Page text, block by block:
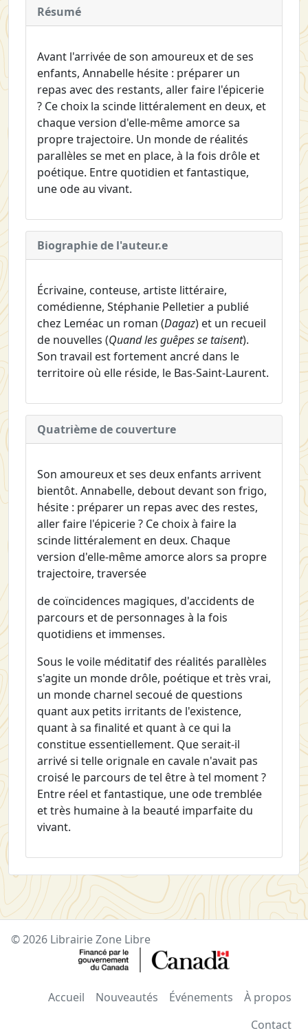
Résumé
Avant l'arrivée de son amoureux et de ses
enfants, Annabelle hésite : préparer un
repas avec des restants, aller faire l'épicerie
? Ce choix la scinde littéralement en deux, et
chaque version d'elle-même amorce sa
propre trajectoire. Un monde de réalités
parallèles se met en place, à la fois drôle et
poétique. Entre quotidien et fantastique,
une ode au vivant.
Biographie de l'auteur.e
Écrivaine, conteuse, artiste littéraire,
comédienne, Stéphanie Pelletier a publié
chez Leméac un roman (Dagaz) et un recueil
de nouvelles (Quand les guêpes se taisent).
Son travail est fortement ancré dans le
territoire où elle réside, le Bas-Saint-Laurent.
Quatrième de couverture
Son amoureux et ses deux enfants arrivent
bientôt. Annabelle, debout devant son frigo,
hésite : préparer un repas avec des restes,
aller faire l'épicerie ? Ce choix à faire la
scinde littéralement en deux. Chaque
version d'elle-même amorce alors sa propre
trajectoire, traversée
de coïncidences magiques, d'accidents de
parcours et de personnages à la fois
quotidiens et immenses.
Sous le voile méditatif des réalités parallèles
s'agite un monde drôle, poétique et très vrai,
un monde charnel secoué de questions
quant aux petits irritants de l'existence,
quant à sa finalité et quant à ce qui la
constitue essentiellement. Que serait-il
arrivé si telle orignale en cavale n'avait pas
croisé le parcours de tel être à tel moment ?
Entre réel et fantastique, une ode tremblée
et très humaine à la beauté imparfaite du
vivant.
© 2026 Librairie Zone Libre
Accueil Nouveautés Événements
À propos
Contact